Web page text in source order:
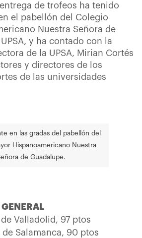
de trofeos ha tenido
el pabellón del Colegio
Nuestra Señora de
y ha contado con la
de la UPSA, Mirian Cortés
y directores de los
de las universidades
en las gradas del pabellón del
Hispanoamericano Nuestra
de Guadalupe.
Valladolid, 97 ptos
Salamanca, 90 ptos